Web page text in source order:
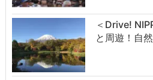
＜Drive!
と周遊！自